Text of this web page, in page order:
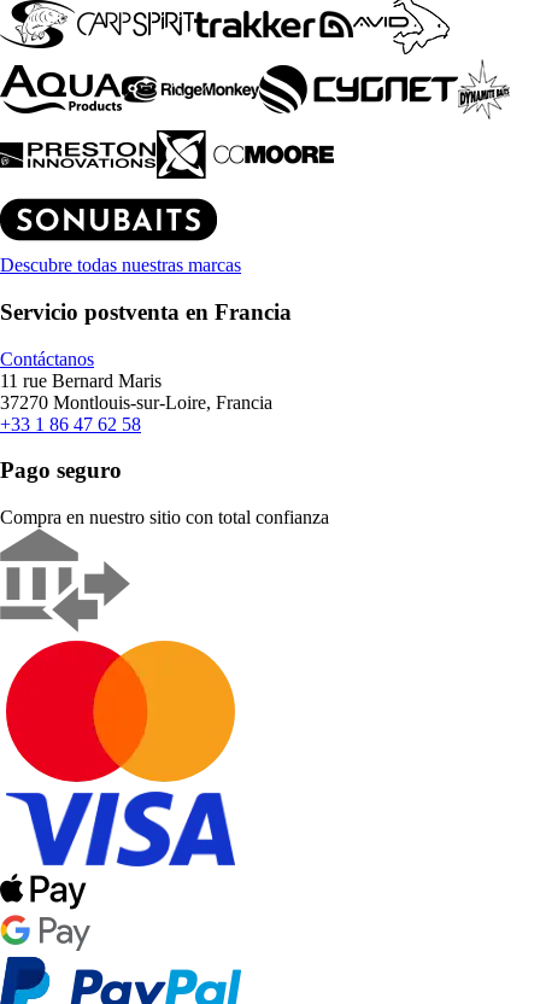
Descubre todas nuestras marcas
Servicio postventa en Francia
Contáctanos
11 rue Bernard Maris
37270 Montlouis-sur-Loire, Francia
+33 1 86 47 62 58
Pago seguro
Compra en nuestro sitio con total confianza